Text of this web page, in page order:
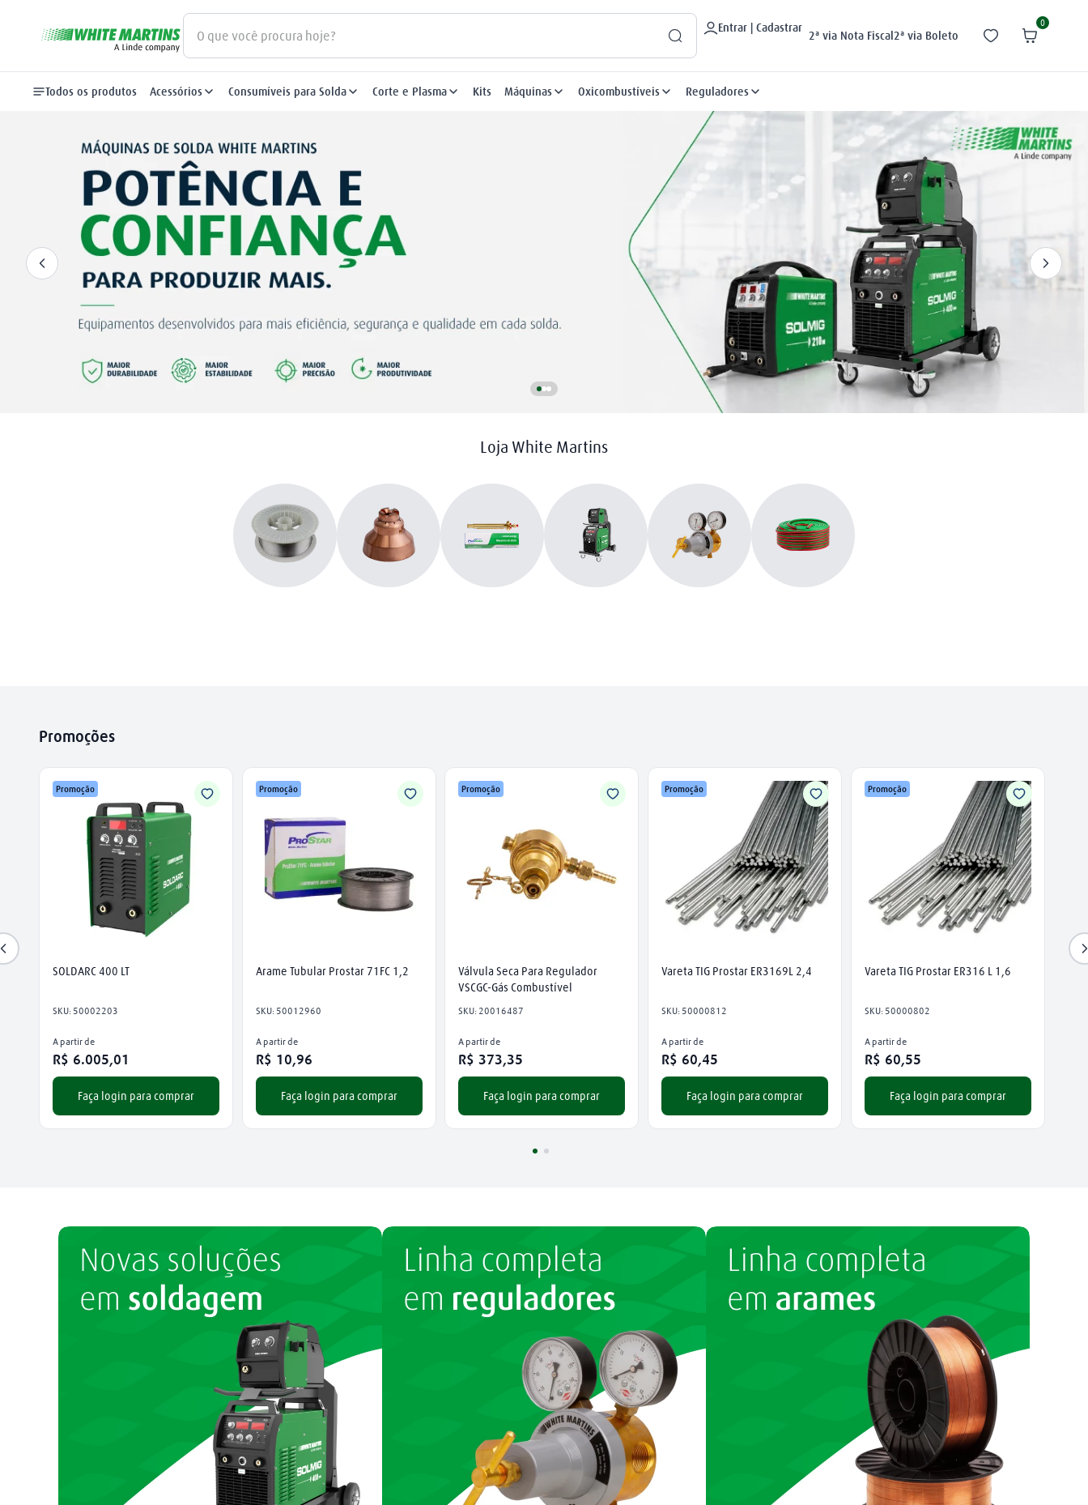
O que você procura hoje? Entrar | Cadastrar
2ª via Nota Fiscal2ª via Boleto
0
Todos os produtos Acessórios Consumíveis para Solda Corte e Plasma Kits Máquinas Oxicombustíveis Reguladores
Loja White Martins
Promoções
Promoção
SOLDARC 400 LT
SKU:50002203
A partir de
R$ 6.005,01
Faça login para comprar
Promoção
Arame Tubular Prostar 71FC 1,2
SKU: 50012960
A partir de
R$ 10,96
Faça login para comprar
Promoção
Válvula Seca Para Regulador
VSCGC-Gás Combustível
SKU:20016487
A partir de
R$ 373,35
Faça login para comprar
Promoção
Vareta TIG Prostar ER3169L 2,4
SKU:50000812
A partir de
R$ 60,45
Faça login para comprar
Promoção
Vareta TIG Prostar ER316 L 1,6
SKU: 50000802
A partir de
R$ 60,55
Faça login para comprar
Termos mais buscados
2 oxigênio
3º regulador
4º maçarico
nitrogênio
6º mangueira
7º arame mig
plasma